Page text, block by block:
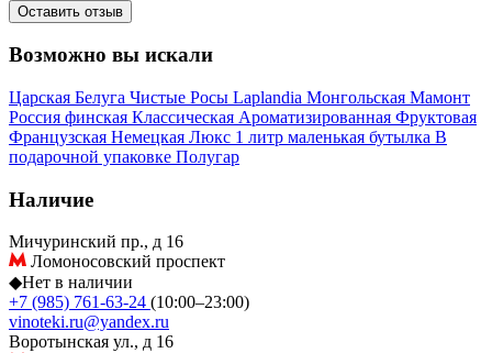
Оставить отзыв
Возможно вы искали
Царская Белуга Чистые Росы Laplandia Монгольская Мамонт
Россия финская Классическая Ароматизированная Фруктовая
Французская Немецкая Люкс 1 литр маленькая бутылка В
подарочной упаковке Полугар
Наличие
Мичуринский пр., д 16
Ломоносовский проспект
◆Нет в наличии
+7 (985) 761-63-24 (10:00–23:00)
vinoteki.ru@yandex.ru
Воротынская ул., д 16